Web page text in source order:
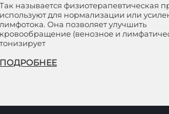
Так называется физиотерапевтическая
используют для нормализации или
лимфотока. Она позволяет улучшить
кровообращение (венозное и
тонизирует
ПОДРОБНЕЕ